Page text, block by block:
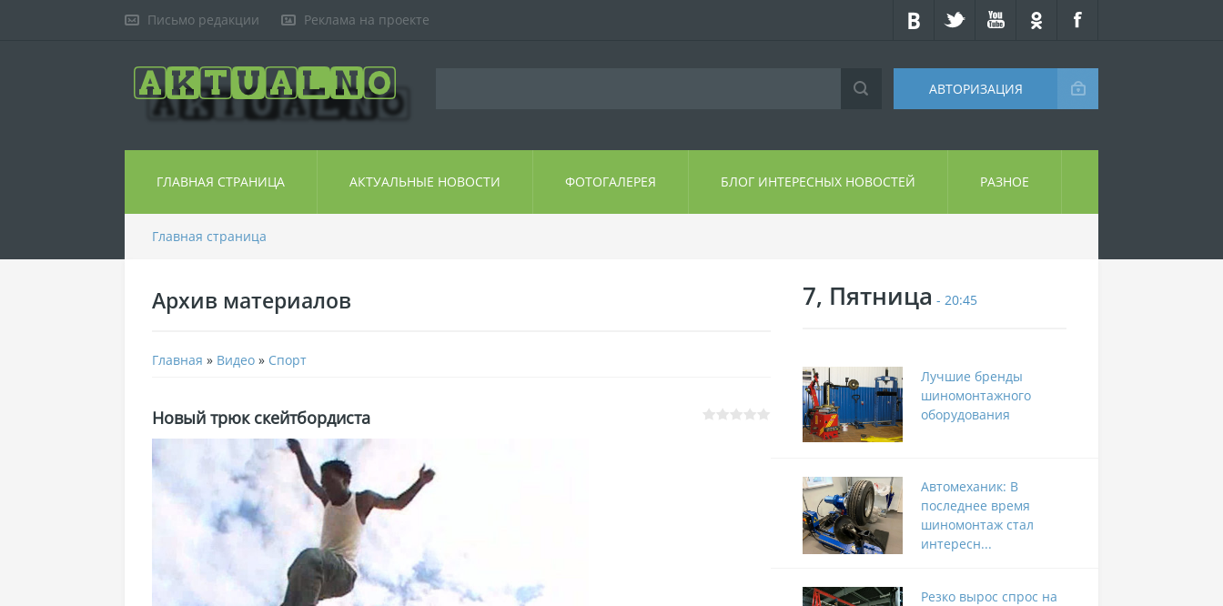
Письмо редакции Реклама на проекте
АВТОРИЗАЦИЯ
ГЛАВНАЯ СТРАНИЦА АКТУАЛЬНЫЕ НОВОСТИ ФОТОГАЛЕРЕЯ БЛОГ ИНТЕРЕСНЫХ НОВОСТЕЙ РАЗНОЕ
Главная страница
Архив материалов
Главная » Видео » Спорт
Новый трюк скейтбордиста
7, Пятница - 20:45
Лучшие бренды
шиномонтажного
оборудования
Автомеханик: В
последнее время
шиномонтаж стал
интересн...
Резко вырос спрос на